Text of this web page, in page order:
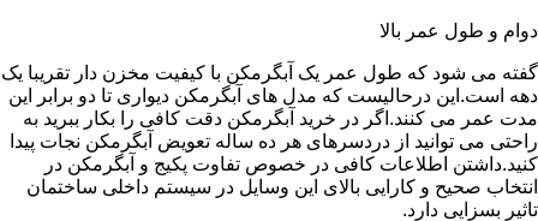
دوام و طول عمر بالا
گفته می شود که طول عمر یک آبگرمکن با کیفیت مخزن دار تقریبا یک
دهه است.این درحالیست که مدل های آبگرمکن دیواری تا دو برابر این
مدت عمر می کنند.اگر در خرید آبگرمکن دقت کافی را بکار ببرید به
راحتی می توانید از دردسرهای هر ده ساله تعویض آبگرمکن نجات پیدا
کنید.داشتن اطلاعات کافی در خصوص تفاوت پکیج و آبگرمکن در
انتخاب صحیح و کارایی بالای این وسایل در سیستم داخلی ساختمان
تاثیر بسزایی دارد.